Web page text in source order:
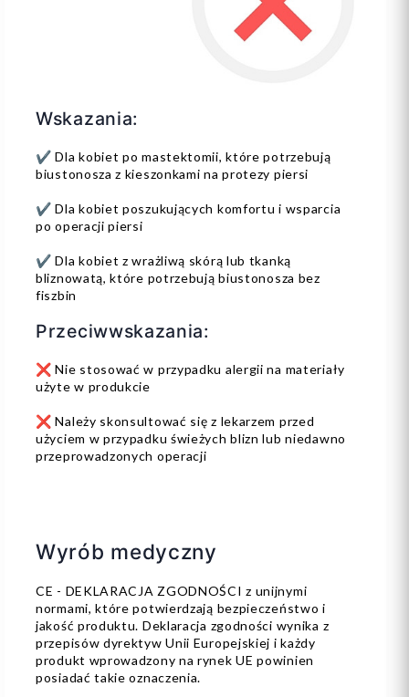
Wskazania:
✔️ Dla kobiet po mastektomii, które potrzebują
biustonosza z kieszonkami na protezy piersi
✔️ Dla kobiet poszukujących komfortu i wsparcia
po operacji piersi
✔️ Dla kobiet z wrażliwą skórą lub tkanką
bliznowatą, które potrzebują biustonosza bez
fiszbin
Przeciwwskazania:
❌ Nie stosować w przypadku alergii na materiały
użyte w produkcie
❌ Należy skonsultować się z lekarzem przed
użyciem w przypadku świeżych blizn lub niedawno
przeprowadzonych operacji
Wyrób medyczny
CE - DEKLARACJA ZGODNOŚCI z unijnymi
normami, które potwierdzają bezpieczeństwo i
jakość produktu. Deklaracja zgodności wynika z
przepisów dyrektyw Unii Europejskiej i każdy
produkt wprowadzony na rynek UE powinien
posiadać takie oznaczenia.